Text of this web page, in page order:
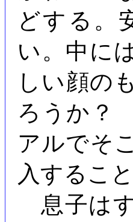
どする。
い。中に
しい顔の
ろうか？
アルでそ
入するこ
息子は